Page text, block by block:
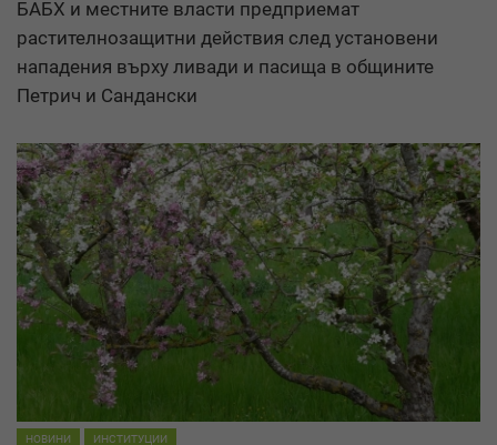
БАБХ и местните власти предприемат
растителнозащитни действия след установени
нападения върху ливади и пасища в общините
Петрич и Сандански
НОВИНИ ИНСТИТУЦИИ